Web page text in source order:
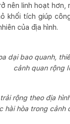
nên linh hoạt
khối tích giúp
của địa hình.
dại bao quanh,
cảnh quan rộng
rộng theo địa
hài hòa trong cảnh